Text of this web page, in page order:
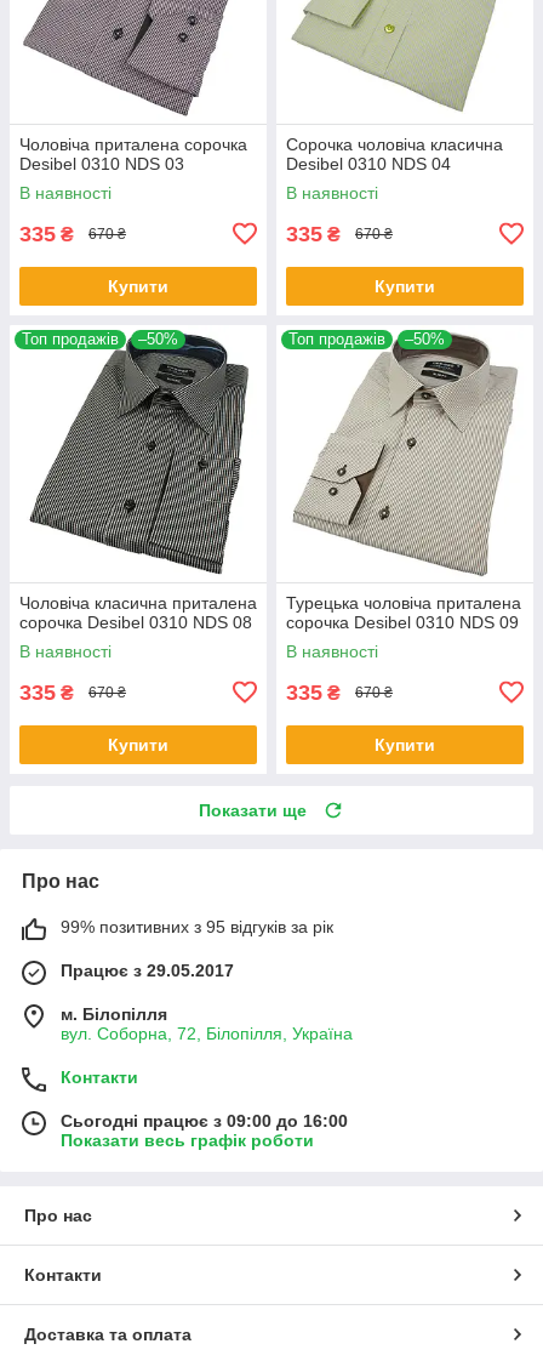
Чоловіча приталена сорочка
Desibel 0310 NDS 03
В наявності
335 ₴ 670 ₴
Купити
Сорочка чоловіча класична
Desibel 0310 NDS 04
В наявності
335 ₴ 670 ₴
Купити
Топ продажів –50%
Чоловіча класична приталена
сорочка Desibel 0310 NDS 08
В наявності
335 ₴ 670 ₴
Купити
Топ продажів –50%
Турецька чоловіча приталена
сорочка Desibel 0310 NDS 09
В наявності
335 ₴ 670 ₴
Купити
Показати ще
Про нас
99% позитивних з 95 відгуків за рік
Працює з 29.05.2017
м. Білопілля
вул. Соборна, 72, Білопілля, Україна
Контакти
Сьогодні працює з 09:00 до 16:00
Показати весь графік роботи
Про нас
Контакти
Доставка та оплата